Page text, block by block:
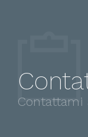
Vertigine
Contattami